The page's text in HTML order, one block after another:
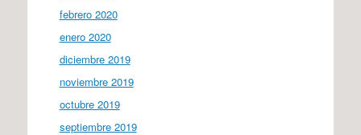
febrero 2020
enero 2020
diciembre 2019
noviembre 2019
octubre 2019
septiembre 2019